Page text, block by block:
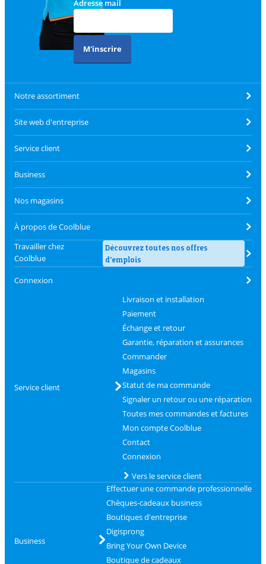
Adresse mail
M'inscrire
Notre assortiment
Site web d'entreprise
Service client
Business
Nos magasins
À propos de Coolblue
Travailler chez
Coolblue
Découvrez toutes nos offres
d'emplois
Connexion
Service client
Livraison et installation
Paiement
Échange et retour
Garantie, réparation et assurances
Commander
Magasins
Statut de ma commande
Signaler un retour ou une réparation
Toutes mes commandes et factures
Mon compte Coolblue
Contact
Connexion
Vers le service client
Business
Effectuer une commande professionnelle
Chèques-cadeaux business
Boutiques d'entreprise
Digisprong
Bring Your Own Device
Boutique de cadeaux